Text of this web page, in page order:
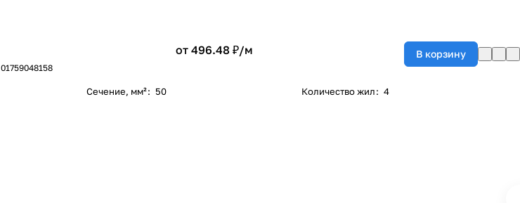
01759048158
от 496.48 ₽/м В корзину
Сечение, мм²: 50 Количество жил: 4